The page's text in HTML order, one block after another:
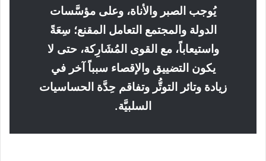
يُوجب الصبر والأناة، وعلى مؤسَّسات
الدولة والمجتمع التعامل المقنع؛ سِعَةً
واستيعاباً، مع القوى المُشَارِكة، حتى لا
يكون التضييق والإقصاء سبباً آخر في
زيادة وتائر التوتُّر وتفاقم حِدَّة الحساسيات
السلبيَّة.